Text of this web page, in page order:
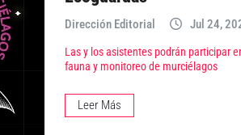
Dirección Editorial Jul 24,
Las y los asistentes podrán participar
fauna y monitoreo de murciélagos
Leer Más